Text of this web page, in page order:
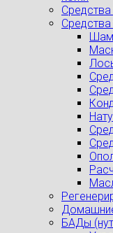
Средства
БАДы